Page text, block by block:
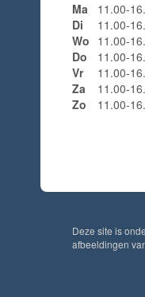
Ma
11.00-
Di
11.00-
Wo 11.00-
Do
11.00-
Vr
11.00-
Za
11.00-
Zo
11.00-
Deze site is
afbeeldingen